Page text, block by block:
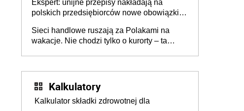
Ekspert: unijne przepisy nakładają na
polskich przedsiębiorców nowe obowiązki w
Sieci handlowe ruszają za Polakami na
wakacje. Nie chodzi tylko o kurorty – ta
Kalkulatory
Kalkulator składki zdrowotnej dla